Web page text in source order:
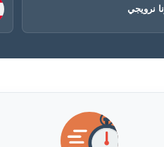
نرويجي